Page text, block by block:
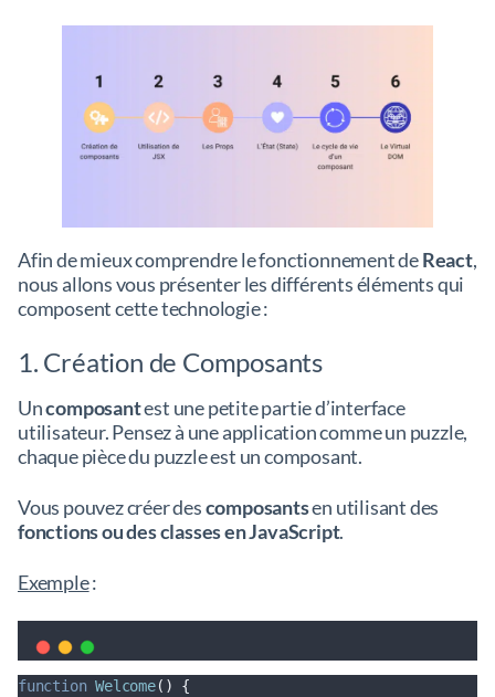
Afin de mieux comprendre le fonctionnement deReact,
nous allons vous présenter les différents éléments qui
composent cette technologie :
1. Création de Composants
Uncomposantest une petite partie d’interface
utilisateur. Pensez à une application comme un puzzle,
chaque pièce du puzzle est un composant.
Vous pouvez créer descomposantsen utilisant des
fonctions ou des classes en JavaScript.
Exemple:
function Welcome() {